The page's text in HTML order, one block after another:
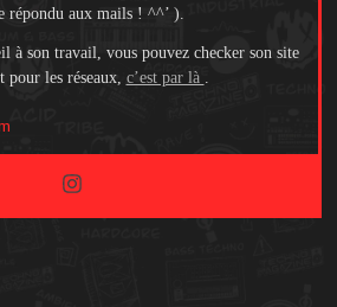
répondu aux mails ! ^^’ ).
à son travail, vous pouvez checker son site
pour les réseaux, c’est par là .